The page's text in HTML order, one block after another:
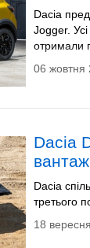
Dacia
Jogger.
отримали
06 жовтня
Dacia
Dacia
третього
18